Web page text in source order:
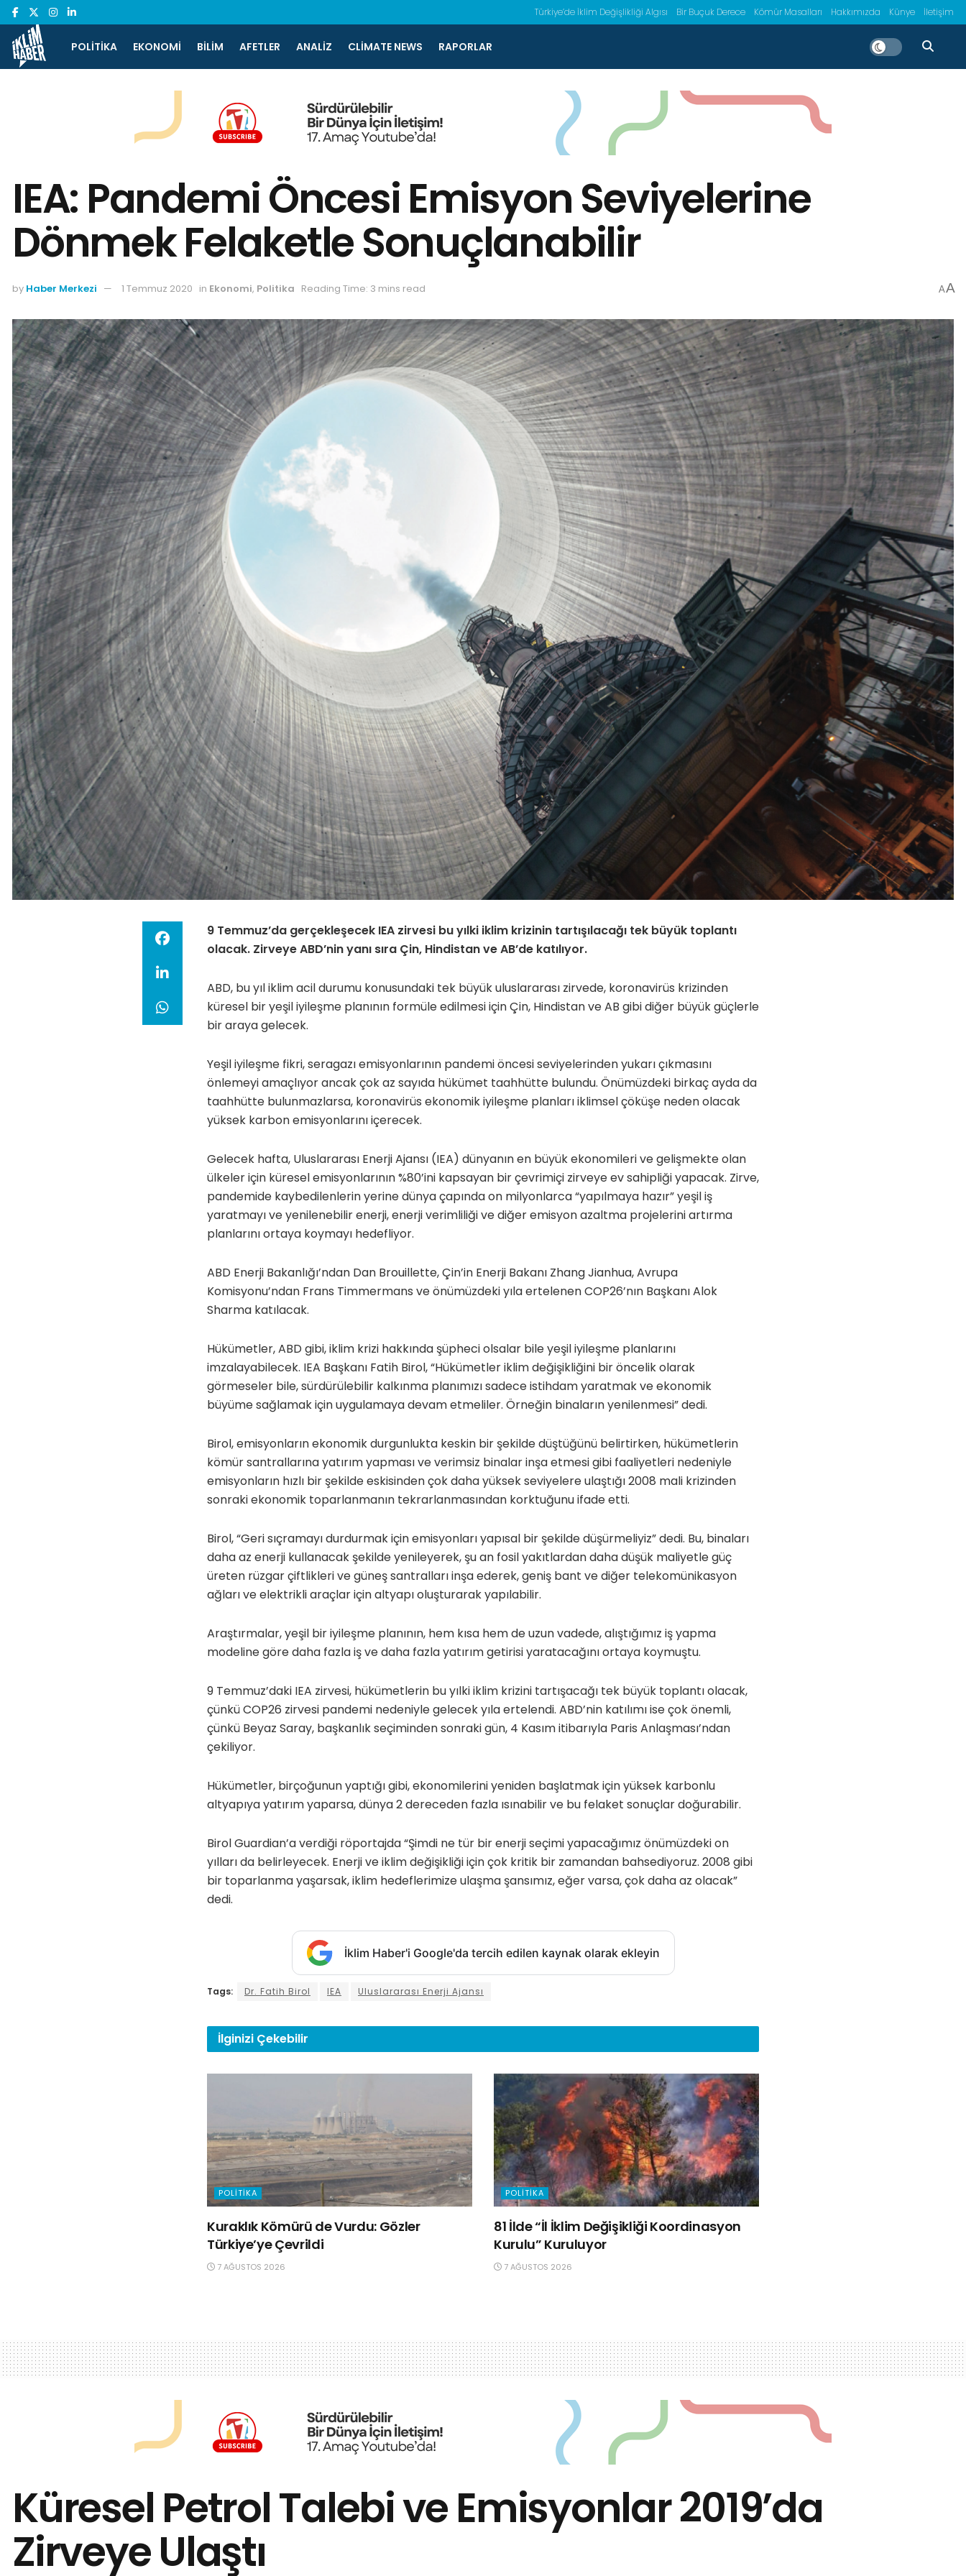
Türkiye’de İklim Değişlikliği Algısı Bir Buçuk Derece Kömür Masalları Hakkımızda Künye İletişim
POLITIKA EKONOMI BILIM AFETLER ANALIZ CLIMATE NEWS RAPORLAR
IEA: Pandemi Öncesi Emisyon Seviyelerine
Dönmek Felaketle Sonuçlanabilir
by Haber Merkezi 1 Temmuz 2020 in Ekonomi, Politika Reading Time: 3 mins read AA
9 Temmuz’da gerçekleşecek IEA zirvesi bu yılki iklim krizinin tartışılacağı tek büyük toplantı
olacak. Zirveye ABD’nin yanı sıra Çin, Hindistan ve AB’de katılıyor.
ABD, bu yıl iklim acil durumu konusundaki tek büyük uluslararası zirvede, koronavirüs krizinden
küresel bir yeşil iyileşme planının formüle edilmesi için Çin, Hindistan ve AB gibi diğer büyük güçlerle
bir araya gelecek.
Yeşil iyileşme fikri, seragazı emisyonlarının pandemi öncesi seviyelerinden yukarı çıkmasını
önlemeyi amaçlıyor ancak çok az sayıda hükümet taahhütte bulundu. Önümüzdeki birkaç ayda da
taahhütte bulunmazlarsa, koronavirüs ekonomik iyileşme planları iklimsel çöküşe neden olacak
yüksek karbon emisyonlarını içerecek.
Gelecek hafta, Uluslararası Enerji Ajansı (IEA) dünyanın en büyük ekonomileri ve gelişmekte olan
ülkeler için küresel emisyonlarının %80’ini kapsayan bir çevrimiçi zirveye ev sahipliği yapacak. Zirve,
pandemide kaybedilenlerin yerine dünya çapında on milyonlarca “yapılmaya hazır” yeşil iş
yaratmayı ve yenilenebilir enerji, enerji verimliliği ve diğer emisyon azaltma projelerini artırma
planlarını ortaya koymayı hedefliyor.
ABD Enerji Bakanlığı’ndan Dan Brouillette, Çin’in Enerji Bakanı Zhang Jianhua, Avrupa
Komisyonu’ndan Frans Timmermans ve önümüzdeki yıla ertelenen COP26’nın Başkanı Alok
Sharma katılacak.
Hükümetler, ABD gibi, iklim krizi hakkında şüpheci olsalar bile yeşil iyileşme planlarını
imzalayabilecek. IEA Başkanı Fatih Birol, “Hükümetler iklim değişikliğini bir öncelik olarak
görmeseler bile, sürdürülebilir kalkınma planımızı sadece istihdam yaratmak ve ekonomik
büyüme sağlamak için uygulamaya devam etmeliler. Örneğin binaların yenilenmesi” dedi.
Birol, emisyonların ekonomik durgunlukta keskin bir şekilde düştüğünü belirtirken, hükümetlerin
kömür santrallarına yatırım yapması ve verimsiz binalar inşa etmesi gibi faaliyetleri nedeniyle
emisyonların hızlı bir şekilde eskisinden çok daha yüksek seviyelere ulaştığı 2008 mali krizinden
sonraki ekonomik toparlanmanın tekrarlanmasından korktuğunu ifade etti.
Birol, “Geri sıçramayı durdurmak için emisyonları yapısal bir şekilde düşürmeliyiz” dedi. Bu, binaları
daha az enerji kullanacak şekilde yenileyerek, şu an fosil yakıtlardan daha düşük maliyetle güç
üreten rüzgar çiftlikleri ve güneş santralları inşa ederek, geniş bant ve diğer telekomünikasyon
ağları ve elektrikli araçlar için altyapı oluşturarak yapılabilir.
Araştırmalar, yeşil bir iyileşme planının, hem kısa hem de uzun vadede, alıştığımız iş yapma
modeline göre daha fazla iş ve daha fazla yatırım getirisi yaratacağını ortaya koymuştu.
9 Temmuz’daki IEA zirvesi, hükümetlerin bu yılki iklim krizini tartışacağı tek büyük toplantı olacak,
çünkü COP26 zirvesi pandemi nedeniyle gelecek yıla ertelendi. ABD’nin katılımı ise çok önemli,
çünkü Beyaz Saray, başkanlık seçiminden sonraki gün, 4 Kasım itibarıyla Paris Anlaşması’ndan
çekiliyor.
Hükümetler, birçoğunun yaptığı gibi, ekonomilerini yeniden başlatmak için yüksek karbonlu
altyapıya yatırım yaparsa, dünya 2 dereceden fazla ısınabilir ve bu felaket sonuçlar doğurabilir.
Birol Guardian’a verdiği röportajda “Şimdi ne tür bir enerji seçimi yapacağımız önümüzdeki on
yılları da belirleyecek. Enerji ve iklim değişikliği için çok kritik bir zamandan bahsediyoruz. 2008 gibi
bir toparlanma yaşarsak, iklim hedeflerimize ulaşma şansımız, eğer varsa, çok daha az olacak”
dedi.
İklim Haber'i Google'da tercih edilen kaynak olarak ekleyin
Tags: Dr. Fatih Birol IEA Uluslararası Enerji Ajansı
İlginizi Çekebilir
POLITIKA
Kuraklık Kömürü de Vurdu: Gözler
Türkiye’ye Çevrildi
7 AĞUSTOS 2026
POLITIKA
81 İlde “İl İklim Değişikliği Koordinasyon
Kurulu” Kuruluyor
7 AĞUSTOS 2026
Küresel Petrol Talebi ve Emisyonlar 2019’da
Zirveye Ulaştı